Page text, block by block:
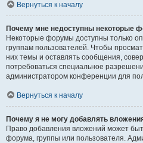
Вернуться к началу
Почему мне недоступны некоторые
Некоторые форумы доступны только
группам пользователей. Чтобы
них темы и оставлять сообщения,
потребоваться специальное
администратором конференции для
Вернуться к началу
Почему я не могу добавлять
Право добавления вложений может
форума, группы или пользователя.